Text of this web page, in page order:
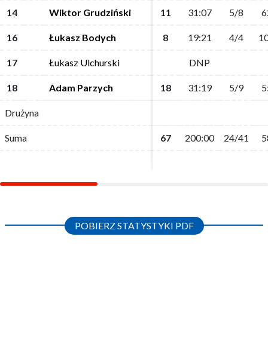
14 Wiktor Grudziński 11 31:07 5/8
16 Łukasz Bodych 8 19:21 4/4
17 Łukasz Ulchurski DNP
18 Adam Parzych 18 31:19 5/9
Drużyna
Suma 67 200:00 24/41
14 Wiktor Grudziński 11 31:07 5/8
16 Łukasz Bodych 8 19:21 4/4
17 Łukasz Ulchurski DNP
18 Adam Parzych 18 31:19 5/9
Drużyna
Suma 67 200:00 24/41
POBIERZ STATYSTYKI PDF